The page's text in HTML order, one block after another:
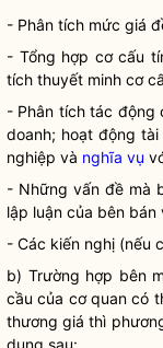
- Phân tích mức giá
- Tổng hợp cơ cấu
tích thuyết minh cơ
- Phân tích tác động
doanh; hoạt động
nghiệp và nghĩa vụ
- Những vấn đề mà
lập luận của bên
- Các kiến nghị (nếu
b) Trường hợp bên
cầu của cơ quan có
thươnggiá thì
dung sau: